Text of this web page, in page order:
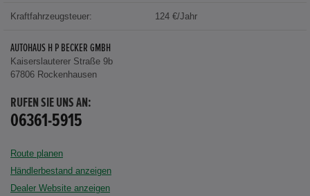
Kraftfahrzeugsteuer: 124 €/Jahr
AUTOHAUS H P BECKER GMBH
Kaiserslauterer Straße 9b
67806 Rockenhausen
RUFEN SIE UNS AN:
06361-5915
Route planen
Händlerbestand anzeigen
Dealer Website anzeigen